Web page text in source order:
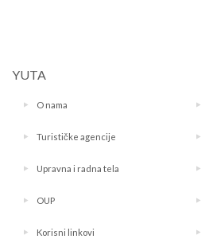
YUTA
O nama
Turističke agencije
Upravna i radna tela
OUP
Korisni linkovi